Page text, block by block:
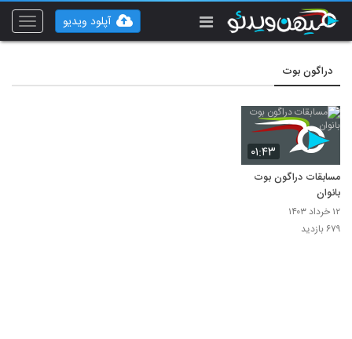
Toggle
آپلود ویدیو
دراگون بوت
۰۱:۴۳
مسابقات دراگون بوت
بانوان
۱۲ خرداد ۱۴۰۳
۶۷۹ بازدید